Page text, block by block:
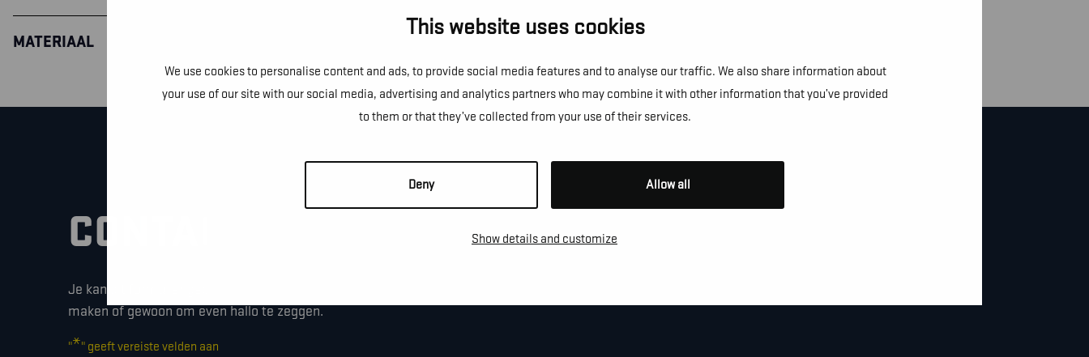
This website uses cookies
We use cookies to personalise content and ads, to provide social media features and to analyse our traffic. We also share information about
your use of our site with our social media, advertising and analytics partners who may combine it with other information that you’ve provided
to them or that they’ve collected from your use of their services.
Deny Allow all
Show details and customize
MATERIAAL
CONTACTEER ONS!
Je kan dit formulier gebruiken om meer informatie te vragen, een afspraak te
maken of gewoon om even hallo te zeggen.
"*" geeft vereiste velden aan